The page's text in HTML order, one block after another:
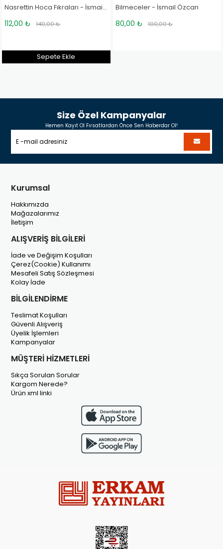
Nasrettin Hoca Fıkraları - İsmail Özcan
112,00 ₺ 140,00 ₺
Sepete Ekle
Bilmeceler - İsmail Özcan
80,00 ₺ 100,00 ₺
Size Özel Kampanyalar
Hemen Kayıt Ol Fırsatlardan Önce Sen Haberdar Ol!
Kurumsal
Hakkımızda
Mağazalarımız
İletişim
ALIŞVERİŞ BİLGİLERİ
İade ve Değişim Koşulları
Çerez(Cookie) Kullanımı
Mesafeli Satış Sözleşmesi
Kolay İade
BİLGİLENDİRME
Teslimat Koşulları
Güvenli Alışveriş
Üyelik İşlemleri
Kampanyalar
MÜŞTERİ HİZMETLERİ
Sıkça Sorulan Sorular
Kargom Nerede?
Ürün xml linki